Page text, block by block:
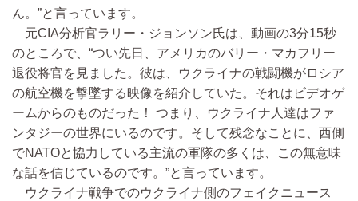
ん。”と言っています。
元CIA分析官ラリー・ジョンソン氏は、動画の3分15秒
のところで、“つい先日、アメリカのバリー・マカフリー
退役将官を見ました。彼は、ウクライナの戦闘機がロシア
の航空機を撃墜する映像を紹介していた。それはビデオゲ
ームからのものだった！ つまり、ウクライナ人達はファ
ンタジーの世界にいるのです。そして残念なことに、西側
でNATOと協力している主流の軍隊の多くは、この無意味
な話を信じているのです。”と言っています。
ウクライナ戦争でのウクライナ側のフェイクニュース